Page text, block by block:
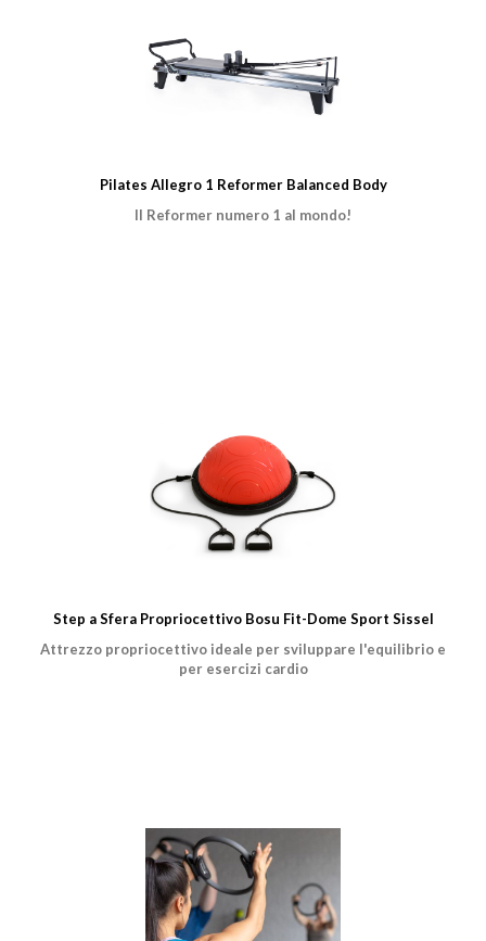
Pilates Allegro 1 Reformer Balanced Body
Il Reformer numero 1 al mondo!
Step a Sfera Propriocettivo Bosu Fit-Dome Sport Sissel
Attrezzo propriocettivo ideale per sviluppare l'equilibrio e
per esercizi cardio